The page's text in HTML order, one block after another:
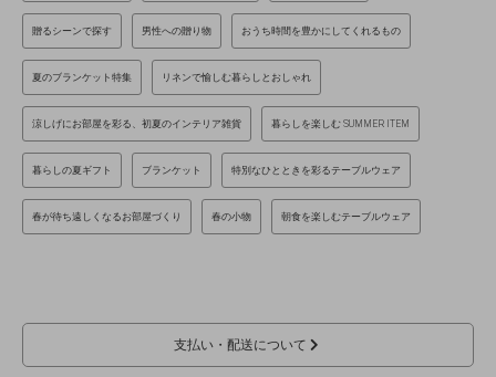
贈るシーンで探す 男性への贈り物 おうち時間を豊かにしてくれるもの
夏のブランケット特集 リネンで愉しむ暮らしとおしゃれ
涼しげにお部屋を彩る、初夏のインテリア雑貨 暮らしを楽しむ SUMMER ITEM
暮らしの夏ギフト ブランケット 特別なひとときを彩るテーブルウェア
春が待ち遠しくなるお部屋づくり 春の小物 朝食を楽しむテーブルウェア
支払い・配送について